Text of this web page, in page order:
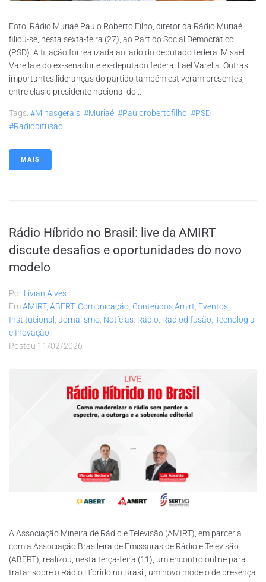
Foto: Rádio Muriaé Paulo Roberto Filho, diretor da Rádio Muriaé,
filiou-se, nesta sexta-feira (27), ao Partido Social Democrático
(PSD). A filiação foi realizada ao lado do deputado federal Misael
Varella e do ex-senador e ex-deputado federal Lael Varella. Outras
importantes lideranças do partido também estiveram presentes,
entre elas o presidente nacional do...
Tags: #minasgerais, #muriaé, #paulorobertofilho, #PSD,
#radiodifusao
MAIS
Rádio Híbrido no Brasil: live da AMIRT
discute desafios e oportunidades do novo
modelo
Por Lívian Alves
EmAMIRT, ABERT, Comunicação, Conteúdos Amirt, Eventos,
Institucional , Jornalismo, Notícias, Rádio, Radiodifusão, Tecnologia
e Inovação
Postou 11/02/2026
A Associação Mineira de Rádio e Televisão (AMIRT), em parceria
com a Associação Brasileira de Emissoras de Rádio e Televisão
(ABERT), realizou, nesta terça-feira (11), um encontro online para
tratar sobre o Rádio Híbrido no Brasil, um novo modelo de presença